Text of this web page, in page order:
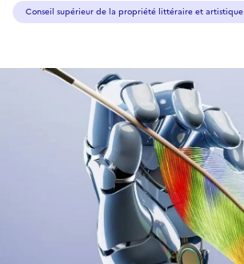
Conseil supérieur de la propriété littéraire et artistique